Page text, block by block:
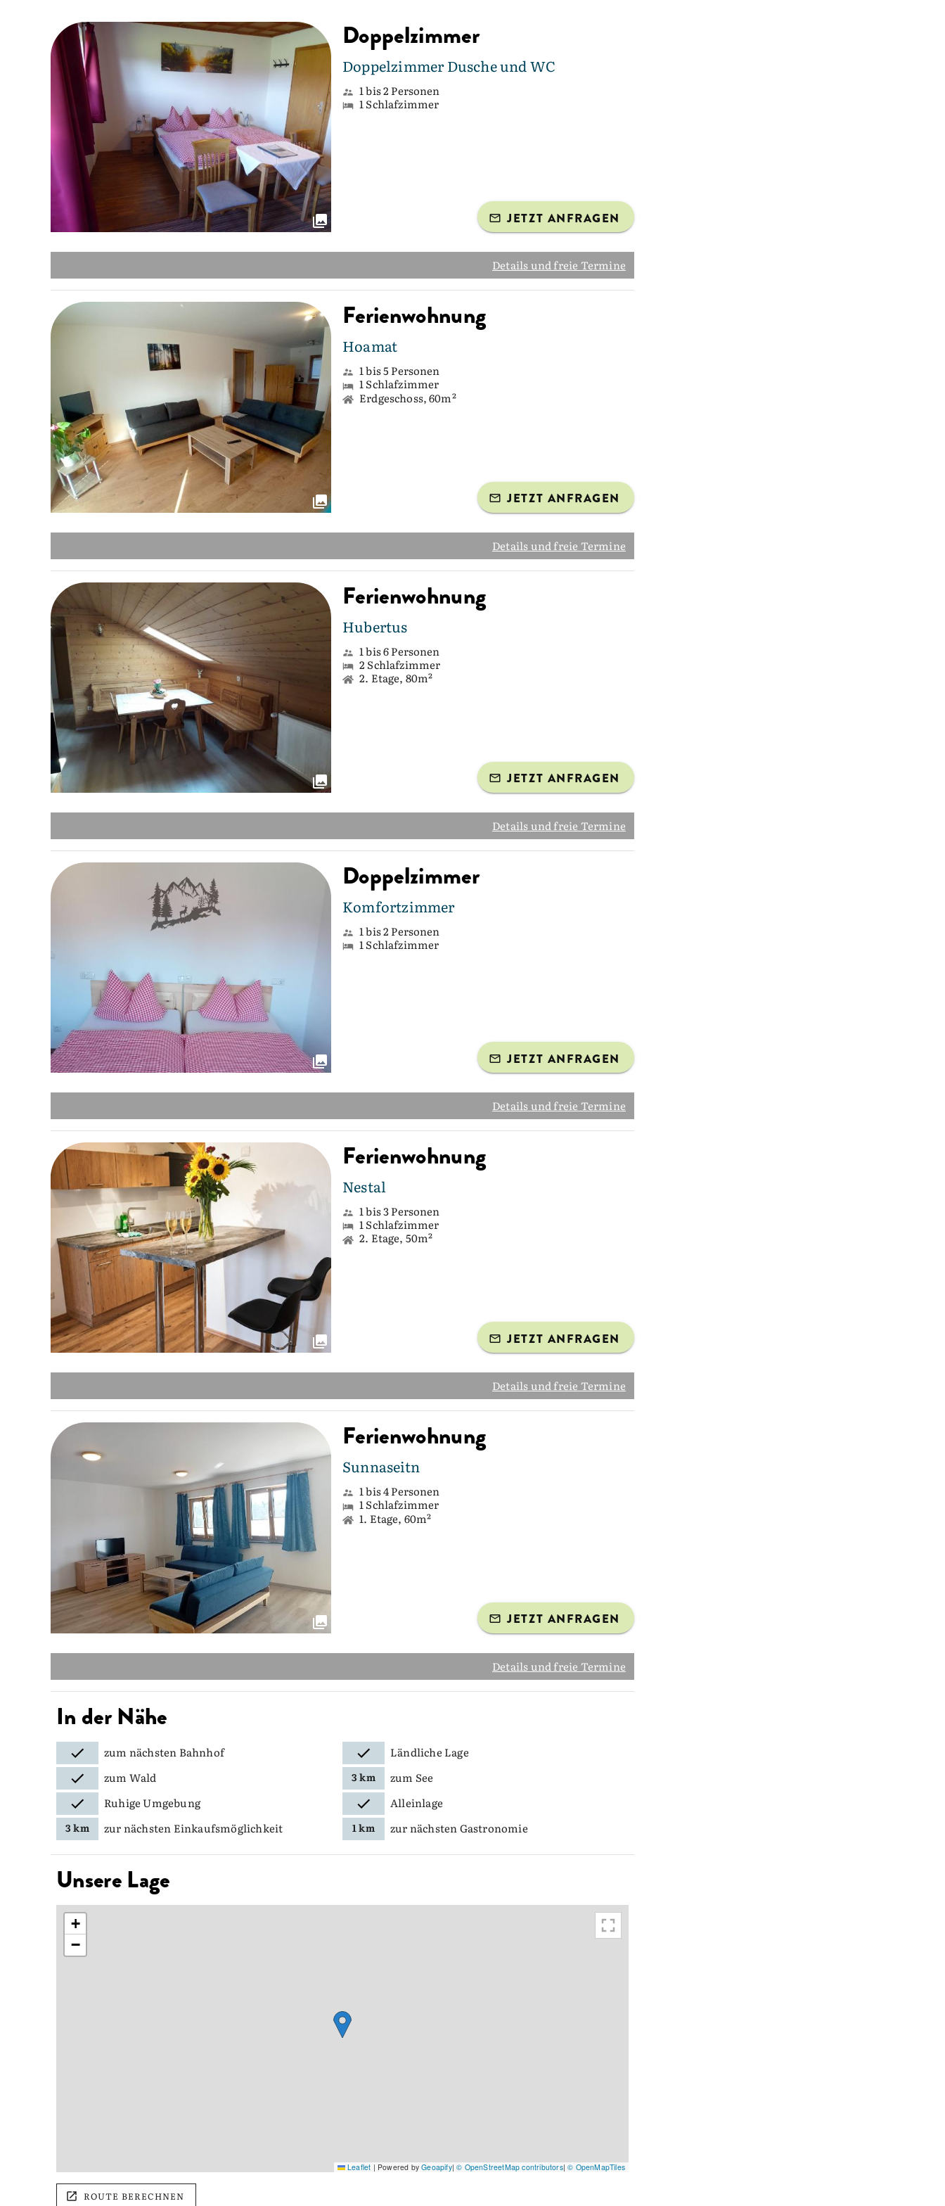
Doppelzimmer
Doppelzimmer Dusche und WC
1 bis 2 Personen
1 Schlafzimmer
JETZT ANFRAGEN
Details und freie Termine
Ferienwohnung
Hoamat
1 bis 5 Personen
1 Schlafzimmer
Erdgeschoss, 60m²
JETZT ANFRAGEN
Details und freie Termine
Ferienwohnung
Hubertus
1 bis 6 Personen
2 Schlafzimmer
2. Etage, 80m²
JETZT ANFRAGEN
Details und freie Termine
Doppelzimmer
Komfortzimmer
1 bis 2 Personen
1 Schlafzimmer
JETZT ANFRAGEN
Details und freie Termine
Ferienwohnung
Nestal
1 bis 3 Personen
1 Schlafzimmer
2. Etage, 50m²
JETZT ANFRAGEN
Details und freie Termine
Ferienwohnung
Sunnaseitn
1 bis 4 Personen
1 Schlafzimmer
1. Etage, 60m²
JETZT ANFRAGEN
Details und freie Termine
In der Nähe
zum nächsten Bahnhof
Ländliche Lage
zum Wald
3 km
zum See
Ruhige Umgebung
Alleinlage
3 km zur nächsten Einkaufsmöglichkeit 1 km zur nächsten Gastronomie
Unsere Lage
+
−
Leaflet | Powered byGeoapify|© OpenStreetMap contributors|© OpenMapTiles
ROUTE BERECHNEN